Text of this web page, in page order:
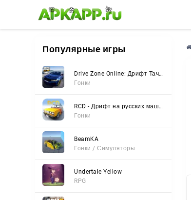
🌸 🌼 🌺
Популярные игры
Drive Zone Online: Дрифт Тачки
Гонки
RCD - Дрифт на русских машинах
Гонки
BeamKA
Гонки / Симуляторы
Undertale Yellow
RPG